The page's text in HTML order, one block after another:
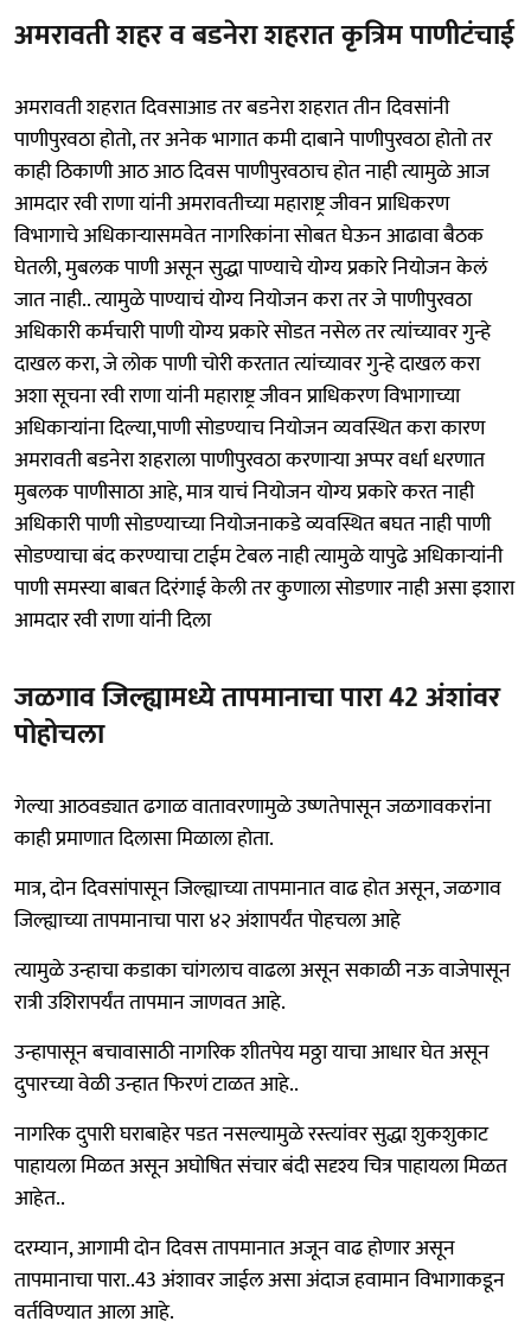
अमरावती शहर व बडनेरा शहरात कृत्रिम पाणीटंचाई
अमरावती शहरात दिवसाआड तर बडनेरा शहरात तीन दिवसांनी
पाणीपुरवठा होतो, तर अनेक भागात कमी दाबाने पाणीपुरवठा होतो तर
काही ठिकाणी आठ आठ दिवस पाणीपुरवठाच होत नाही त्यामुळे आज
आमदार रवी राणा यांनी अमरावतीच्या महाराष्ट्र जीवन प्राधिकरण
विभागाचे अधिकाऱ्यासमवेत नागरिकांना सोबत घेऊन आढावा बैठक
घेतली, मुबलक पाणी असून सुद्धा पाण्याचे योग्य प्रकारे नियोजन केलं
जात नाही.. त्यामुळे पाण्याचं योग्य नियोजन करा तर जे पाणीपुरवठा
अधिकारी कर्मचारी पाणी योग्य प्रकारे सोडत नसेल तर त्यांच्यावर गुन्हे
दाखल करा, जे लोक पाणी चोरी करतात त्यांच्यावर गुन्हे दाखल करा
अशा सूचना रवी राणा यांनी महाराष्ट्र जीवन प्राधिकरण विभागाच्या
अधिकाऱ्यांना दिल्या,पाणी सोडण्याच नियोजन व्यवस्थित करा कारण
अमरावती बडनेरा शहराला पाणीपुरवठा करणाऱ्या अप्पर वर्धा धरणात
मुबलक पाणीसाठा आहे, मात्र याचं नियोजन योग्य प्रकारे करत नाही
अधिकारी पाणी सोडण्याच्या नियोजनाकडे व्यवस्थित बघत नाही पाणी
सोडण्याचा बंद करण्याचा टाईम टेबल नाही त्यामुळे यापुढे अधिकाऱ्यांनी
पाणी समस्या बाबत दिरंगाई केली तर कुणाला सोडणार नाही असा इशारा
आमदार रवी राणा यांनी दिला
जळगाव जिल्ह्यामध्ये तापमानाचा पारा 42 अंशांवर
पोहोचला
गेल्या आठवड्यात ढगाळ वातावरणामुळे उष्णतेपासून जळगावकरांना
काही प्रमाणात दिलासा मिळाला होता.
मात्र, दोन दिवसांपासून जिल्ह्याच्या तापमानात वाढ होत असून, जळगाव
जिल्ह्याच्या तापमानाचा पारा ४२ अंशापर्यंत पोहचला आहे
त्यामुळे उन्हाचा कडाका चांगलाच वाढला असून सकाळी नऊ वाजेपासून
रात्री उशिरापर्यंत तापमान जाणवत आहे.
उन्हापासून बचावासाठी नागरिक शीतपेय मठ्ठा याचा आधार घेत असून
दुपारच्या वेळी उन्हात फिरणं टाळत आहे..
नागरिक दुपारी घराबाहेर पडत नसल्यामुळे रस्त्यांवर सुद्धा शुकशुकाट
पाहायला मिळत असून अघोषित संचार बंदी सदृश्य चित्र पाहायला मिळत
आहेत..
दरम्यान, आगामी दोन दिवस तापमानात अजून वाढ होणार असून
तापमानाचा पारा..43 अंशावर जाईल असा अंदाज हवामान विभागाकडून
वर्तविण्यात आला आहे.